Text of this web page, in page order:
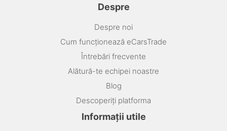
Despre
Despre noi
Cum funcționează eCarsTrade
Întrebări frecvente
Alătură-te echipei noastre
Blog
Descoperiți platforma
Informații utile